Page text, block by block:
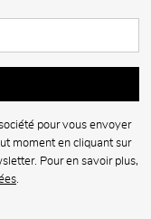
pour vous envoyer
moment en cliquant sur
Pour en savoir plus,
.